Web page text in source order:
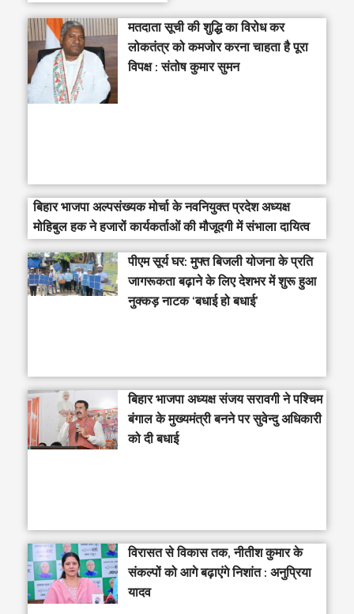
मतदाता सूची की शुद्धि का विरोध कर
लोकतंत्र को कमजोर करना चाहता है पूरा
विपक्ष : संतोष कुमार सुमन
बिहार भाजपा अल्पसंख्यक मोर्चा के नवनियुक्त प्रदेश अध्यक्ष
मोहिबुल हक ने हजारों कार्यकर्ताओं की मौजूदगी में संभाला दायित्व
पीएम सूर्य घर: मुफ्त बिजली योजना के प्रति
जागरूकता बढ़ाने के लिए देशभर में शुरू हुआ
नुक्कड़ नाटक ‘बधाई हो बधाई’
‎बिहार भाजपा अध्यक्ष संजय सरावगी ने पश्चिम
बंगाल के मुख्यमंत्री बनने पर सुवेन्दु अधिकारी
को दी बधाई
विरासत से विकास तक, नीतीश कुमार के
संकल्पों को आगे बढ़ाएंगे निशांत : अनुप्रिया
यादव